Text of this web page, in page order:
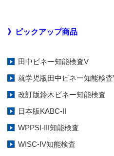
》ピックアップ商品
田中ビネー知能検査V
就学児版田中ビネー知能検
改訂版鈴木ビネー知能検査
日本版KABC-II
WPPSI-III知能検査
WISC-IV知能検査